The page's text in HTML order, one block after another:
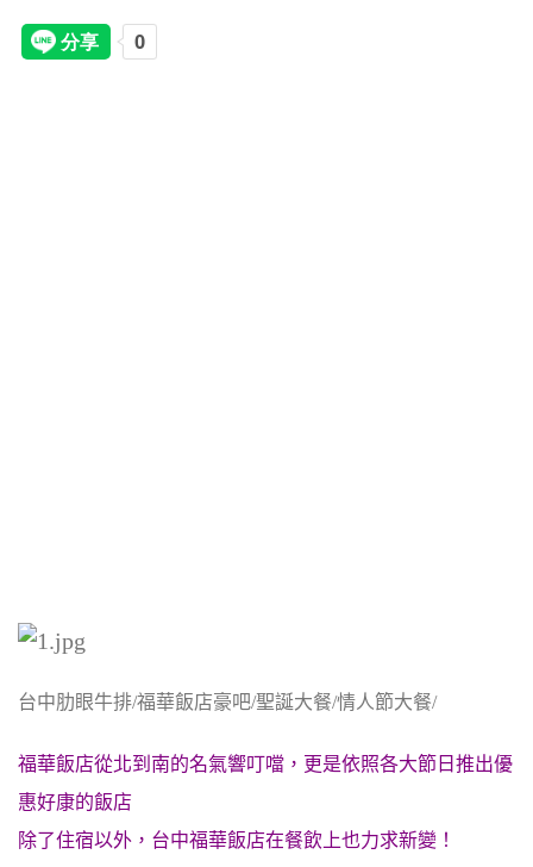
台中肋眼牛排/福華飯店豪吧/聖誕大餐/情人節大餐/
福華飯店從北到南的名氣響叮噹，更是依照各大節日推出優
惠好康的飯店
除了住宿以外，台中福華飯店在餐飲上也力求新變！